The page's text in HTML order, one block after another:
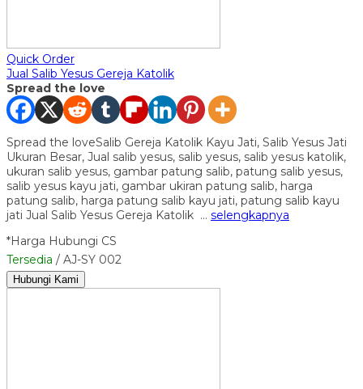
Quick Order
Jual Salib Yesus Gereja Katolik
Spread the love
Spread the loveSalib Gereja Katolik Kayu Jati, Salib Yesus Jati
Ukuran Besar, Jual salib yesus, salib yesus, salib yesus katolik,
ukuran salib yesus, gambar patung salib, patung salib yesus,
salib yesus kayu jati, gambar ukiran patung salib, harga
patung salib, harga patung salib kayu jati, patung salib kayu
jati Jual Salib Yesus Gereja Katolik … selengkapnya
*Harga Hubungi CS
Tersedia / AJ-SY 002
Hubungi Kami